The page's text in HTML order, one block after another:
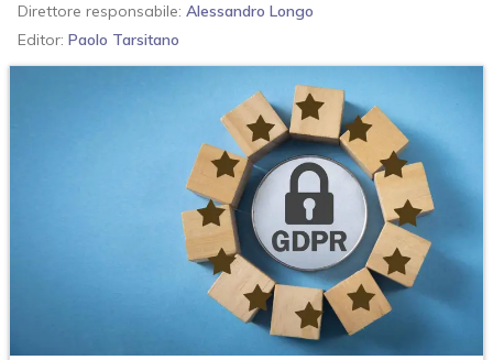
Direttore responsabile: Alessandro Longo
Editor: Paolo Tarsitano